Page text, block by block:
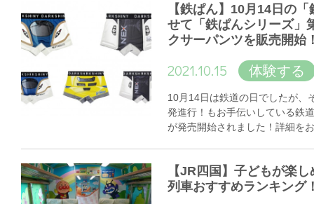
【鉄ぱん】10月14日の
せて「鉄ぱんシリーズ」
クサーパンツを販売開始
2021.10.15 体験する
10月14日は鉄道の日でしたが、
発進行！もお手伝いしている鉄
が発売開始されました！詳細をお
【JR四国】子どもが楽
列車おすすめランキング